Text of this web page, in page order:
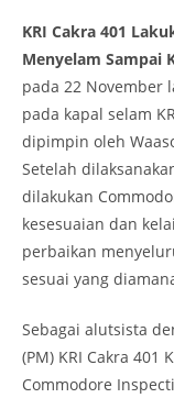
KRI Cakra 401
Menyelam Sampai
pada 22 November
pada kapal selam
dipimpin oleh
Setelah
dilakukan
kesesuaian dan
perbaikan
sesuai yang
Sebagai alutsista
(PM) KRI Cakra 401
Commodore